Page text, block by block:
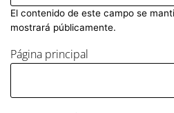
El contenido de este campo se
mostrará públicamente.
Página principal